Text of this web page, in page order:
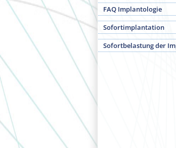
FAQ Implantologie
Sofortimplantation
Sofortbelastung der